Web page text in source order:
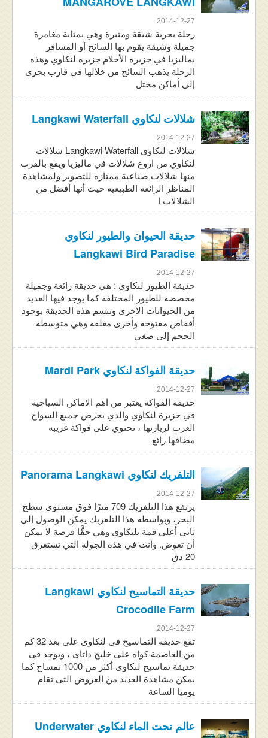
2014-12-27.
رحلة بحرية شيقة ومثيرة وهي بمثابة مغامرة
جميلة وشيقة يقوم بها السائح أو المسافر
بماليزيا في جزيرة الأحلام جزيرة لنكاوي وهذه
الرحلة يذهب السائح من خلالها في قارب بحري
إلى أماكن مختل
شلالات لنكاوي Langkawi Waterfall
2014-12-27.
شلالات لنكاوي Langkawi Waterfall شلالات
لنكاوي من اروع شلالات في ماليزيا ويقع بالقرب
منها شلالات صناعية ممتازه للتصوير ولمشاهدة
المناظر الرائعة الطبيعية حيث أنها أفضل من
الشلالات ا
حديقة الحيوان والطيور لنكاوي
Langkawi Bird Paradise
2014-12-27.
حديقة الطيور لنكاوي : هي حديقة رائعة وجميلة
مخصصة للطيور المختلفة كما يوجد فيها العديد
من الحيوانات الأخرى وتتسم هذه الحديقة بوجود
أقفاص مفتوحة وأخرى مغلقة وهي متوسطة
الحجم إلى صغي
حديقة الفواكة لنكاوي Mardi Park
2014-12-27.
حديقة الفواكة يعتبر من اهم الاماكن السياحية
في جزيرة لنكاوي والذي يحرص جميع السواح
العرب لزيارتها ، تحتوي على فواكة غريبه
مضاقها رائع
التلفريك لنكاوي Panorama Langkawi
2014-12-27.
يرتفع هذا التلفريك 709 مترًا فوق مستوى سطح
البحر، وبواسطة هذا التلفريك يمكن الوصول إلى
ثاني أعلى قمة بلنكاوي وهي حقًّا فرصة لا يمكن
أن تعوض. وأنت في هذه الجولة التي تستغرق
20 دق
حديقة التماسيح لنكاوي Langkawi
Crocodile Farm
2014-12-27.
تقع حديقة التماسيح فى لنكاوى على بعد 32 كم
من العاصمة كواه على خليج داتاى ، ويوجد فى
حديقة تماسيح لنكاوى أكثر من 1000 تمساح كما
يمكن مشاهدة العديد من العروض التى تقام
يوميا الساعة
عالم تحت الماء لنكاوي Underwater